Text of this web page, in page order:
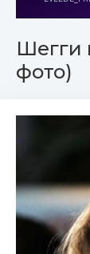
Шегги
фото)